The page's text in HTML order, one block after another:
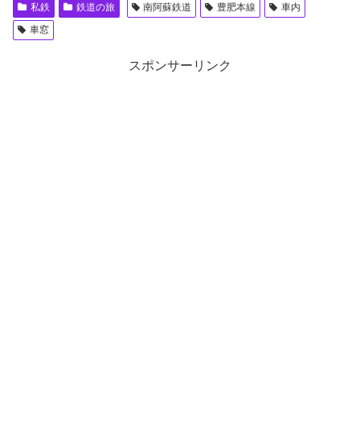
私鉄 鉄道の旅 南阿蘇鉄道 豊肥本線
車内
車窓
スポンサーリンク